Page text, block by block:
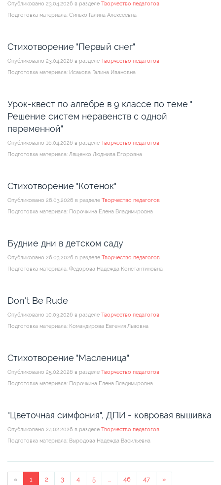
Опубликовано 23.04.2026 в разделе Творчество педагогов
Подготовка материала: Синько Галина Алексеевна
Стихотворение "Первый снег"
Опубликовано 23.04.2026 в разделе Творчество педагогов
Подготовка материала: Исакова Галина Ивановна
Урок-квест по алгебре в 9 классе по теме "
Решение систем неравенств с одной
переменной"
Опубликовано 16.04.2026 в разделе Творчество педагогов
Подготовка материала: Лященко Людмила Егоровна
Стихотворение "Котенок"
Опубликовано 26.03.2026 в разделе Творчество педагогов
Подготовка материала: Порочкина Елена Владимировна
Будние дни в детском саду
Опубликовано 26.03.2026 в разделе Творчество педагогов
Подготовка материала: Федорова Надежда Константиновна
Don't Be Rude
Опубликовано 10.03.2026 в разделе Творчество педагогов
Подготовка материала: Командирова Евгения Львовна
Стихотворение "Масленица"
Опубликовано 25.02.2026 в разделе Творчество педагогов
Подготовка материала: Порочкина Елена Владимировна
"Цветочная симфония", ДПИ - ковровая вышивка
Опубликовано 24.02.2026 в разделе Творчество педагогов
Подготовка материала: Выродова Надежда Васильевна
« 1 2 3 4 5 ... 46 47 »